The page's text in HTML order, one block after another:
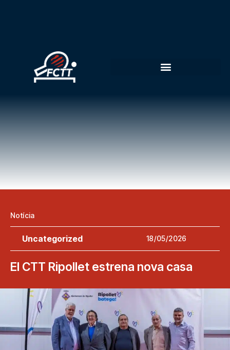
Notícia
Uncategorized 18/05/2026
El CTT Ripollet estrena nova casa